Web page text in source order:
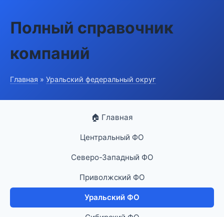
Полный справочник
компаний
Главная » Уральский федеральный округ
🏠 Главная
Центральный ФО
Северо-Западный ФО
Приволжский ФО
Уральский ФО